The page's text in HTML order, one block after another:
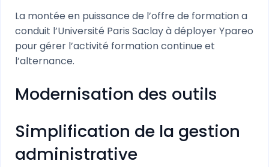
La montée en puissance de l’offre de formation a
conduit l’Université Paris Saclay à déployer Ypareo
pour gérer l’activité formation continue et
l’alternance.
Modernisation des outils
Simplification de la gestion
administrative